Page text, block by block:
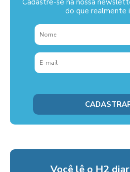
do que realmente